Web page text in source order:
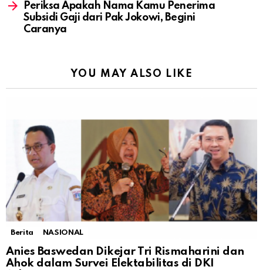
Periksa Apakah Nama Kamu Penerima
Subsidi Gaji dari Pak Jokowi, Begini
Caranya
YOU MAY ALSO LIKE
Berita NASIONAL
Anies Baswedan Dikejar Tri Rismaharini dan
Ahok dalam Survei Elektabilitas di DKI